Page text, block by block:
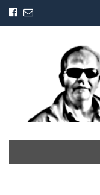
contenuto